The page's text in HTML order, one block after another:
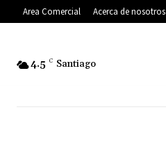
Area Comercial Acerca de nosotros
4.5 C Santiago